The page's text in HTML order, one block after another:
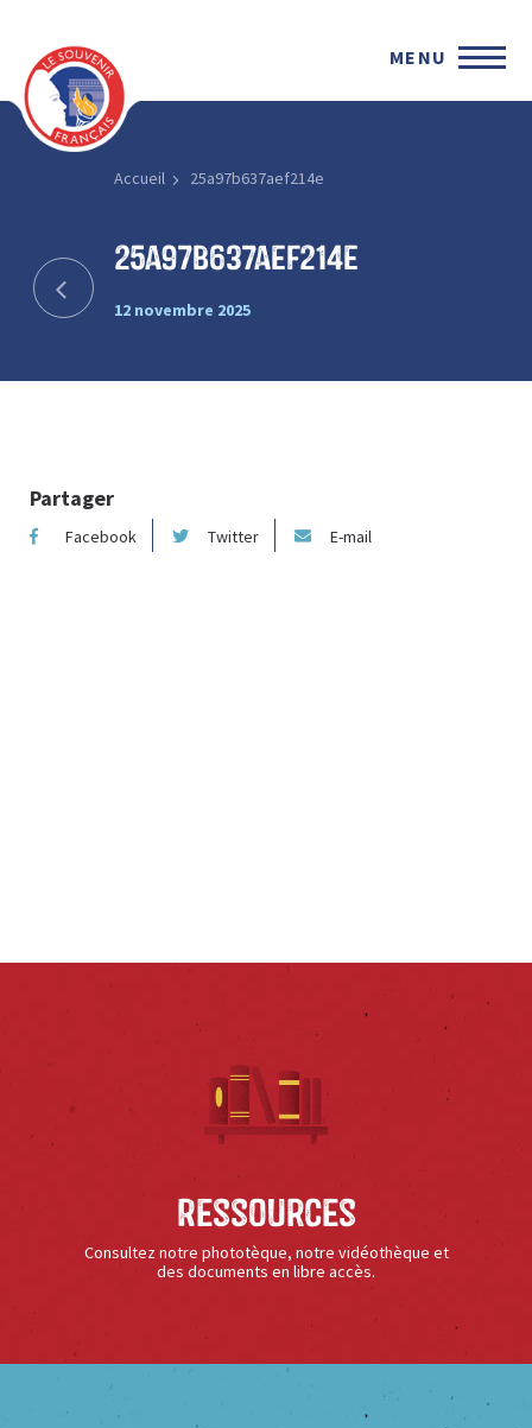
MENU
Accueil 25a97b637aef214e
25a97b637aef214e
12 novembre 2025
Partager
Facebook Twitter E-mail
Ressources
Consultez notre phototèque, notre vidéothèque et
des documents en libre accès.